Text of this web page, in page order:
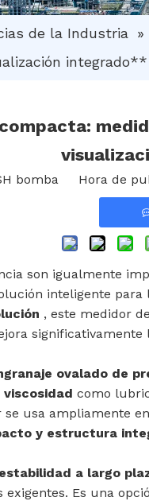
de la Industria »
integrado**
bomba Hora de
son igualmente
inteligente
, este medidor
significativamente
ovalado de
como
se usa ampliamente en
y estructura
estabilidad a largo
Es una